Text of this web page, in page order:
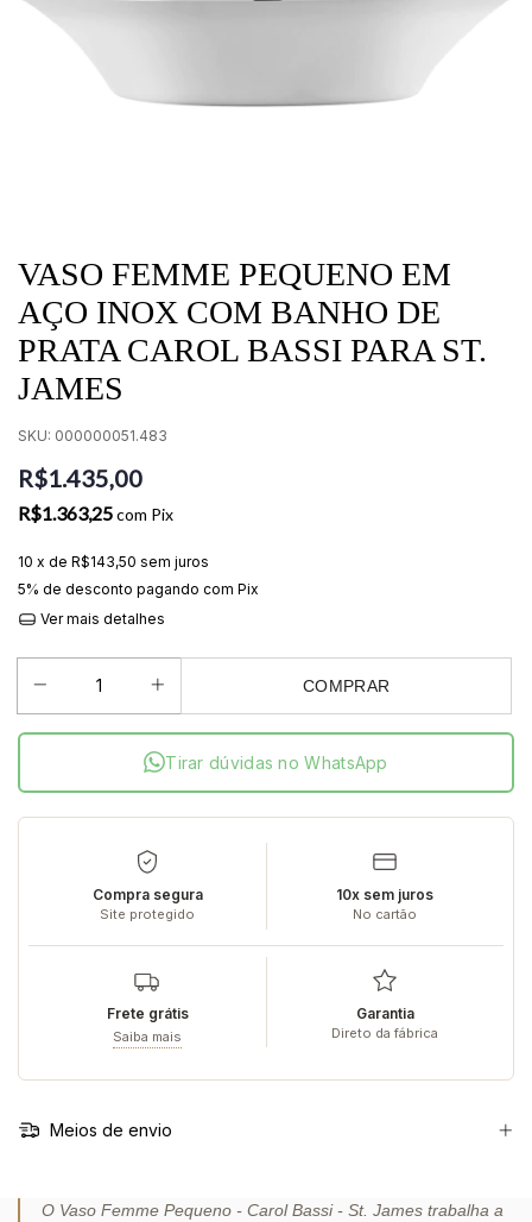
VASO FEMME PEQUENO EM
AÇO INOX COM BANHO DE
PRATA CAROL BASSI PARA ST.
JAMES
SKU: 000000051.483
R$1.435,00
R$1.363,25com Pix
10 x de R$143,50 sem juros
5% de desconto pagando com Pix
Ver mais detalhes
COMPRAR
Tirar dúvidas no WhatsApp
Compra segura
Site protegido
10x sem juros
No cartão
Frete grátis
Saiba mais
Garantia
Direto da fábrica
Meios de envio
O Vaso Femme Pequeno - Carol Bassi - St. James trabalha a